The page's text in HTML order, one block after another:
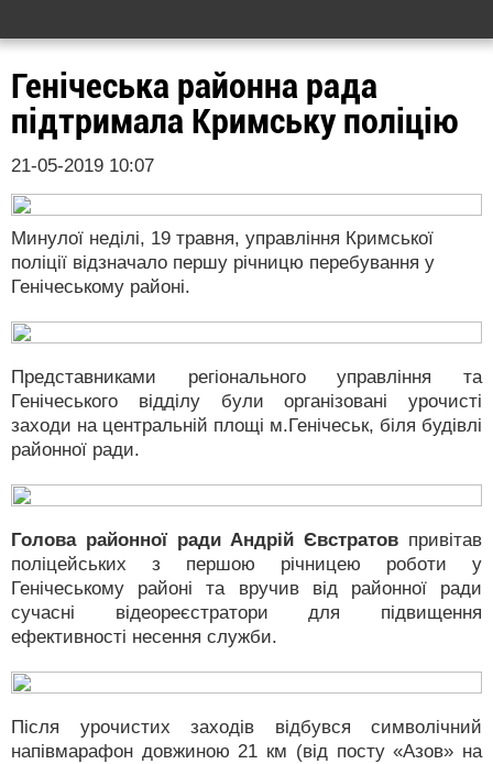
Генічеська районна рада
підтримала Кримську поліцію
21-05-2019 10:07
Минулої неділі, 19 травня, управління Кримської
поліції відзначало першу річницю перебування у
Генічеському районі.
Представниками регіонального управління та
Генічеського відділу були організовані урочисті
заходи на центральній площі м.Генічеськ, біля будівлі
районної ради.
Голова районної ради Андрій Євстратов привітав
поліцейських з першою річницею роботи у
Генічеському районі та вручив від районної ради
сучасні відеореєстратори для підвищення
ефективності несення служби.
Після урочистих заходів відбувся символічний
напівмарафон довжиною 21 км (від посту «Азов» на